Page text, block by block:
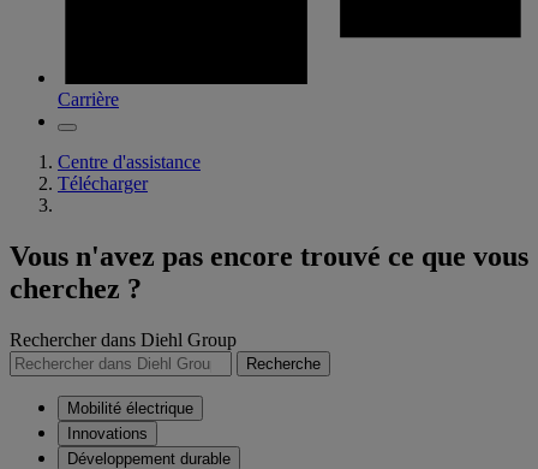
Carrière
Centre d'assistance
Télécharger
Vous n'avez pas encore trouvé ce que vous
cherchez ?
Rechercher dans Diehl Group
Recherche
Mobilité électrique
Innovations
Développement durable